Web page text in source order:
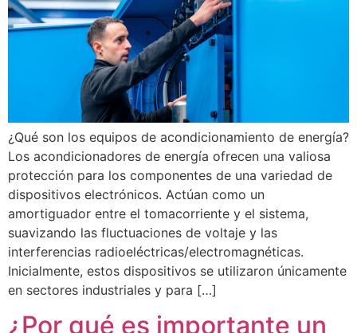
¿Qué son los equipos de acondicionamiento de energía?
Los acondicionadores de energía ofrecen una valiosa
protección para los componentes de una variedad de
dispositivos electrónicos. Actúan como un
amortiguador entre el tomacorriente y el sistema,
suavizando las fluctuaciones de voltaje y las
interferencias radioeléctricas/electromagnéticas.
Inicialmente, estos dispositivos se utilizaron únicamente
en sectores industriales y para […]
¿Por qué es importante un